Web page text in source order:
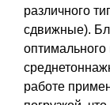
различного
сдвижные).
работе